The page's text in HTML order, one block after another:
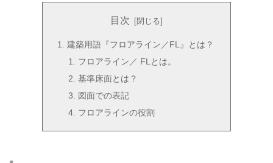
目次
建築用語『フロアライン／FL』とは？
フロアライン／ FLとは。
基準床面とは？
図面での表記
フロアラインの役割